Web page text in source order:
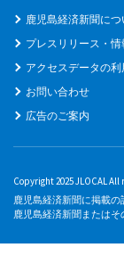
鹿児島経済新聞につ
プレスリリース・
アクセスデータの
お問い合わせ
広告のご案内
Copyright 2025 JLOCAL All
鹿児島経済新聞に掲載
鹿児島経済新聞またはそ